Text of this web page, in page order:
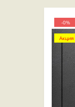
-0%
Акция